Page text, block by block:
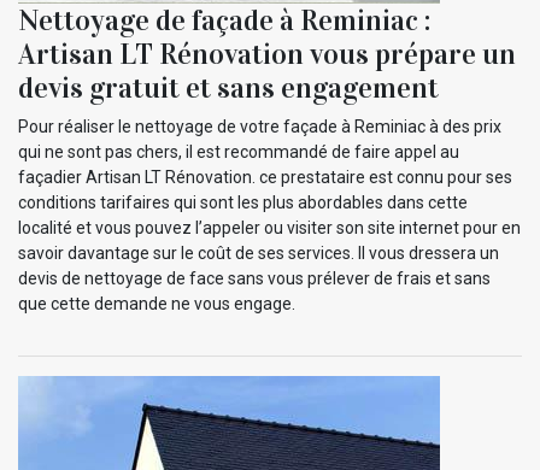
Nettoyage de façade à Reminiac :
Artisan LT Rénovation vous prépare un
devis gratuit et sans engagement
Pour réaliser le nettoyage de votre façade à Reminiac à des prix
qui ne sont pas chers, il est recommandé de faire appel au
façadier Artisan LT Rénovation. ce prestataire est connu pour ses
conditions tarifaires qui sont les plus abordables dans cette
localité et vous pouvez l’appeler ou visiter son site internet pour en
savoir davantage sur le coût de ses services. Il vous dressera un
devis de nettoyage de face sans vous prélever de frais et sans
que cette demande ne vous engage.